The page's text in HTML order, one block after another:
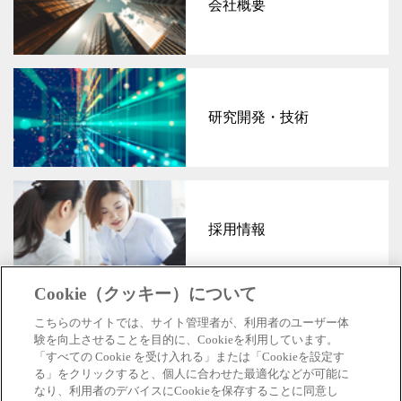
会社概要
研究開発・技術
採用情報
公式SNS
Cookie（クッキー）について
こちらのサイトでは、サイト管理者が、利用者のユーザー体
験を向上させることを目的に、Cookieを利用しています。
「すべての Cookie を受け入れる」または「Cookieを設定す
る」をクリックすると、個人に合わせた最適化などが可能に
なり、利用者のデバイスにCookieを保存することに同意し